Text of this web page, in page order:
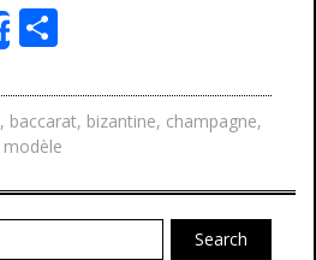
Share
ta
g
er
, baccarat, bizantine, champagne,
modèle
Search